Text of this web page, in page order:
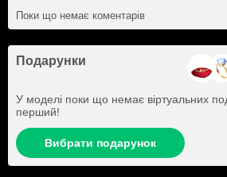
Поки що немає коментарів
Подарунки
У моделі поки що немає віртуальних
перший!
Вибрати подарунок